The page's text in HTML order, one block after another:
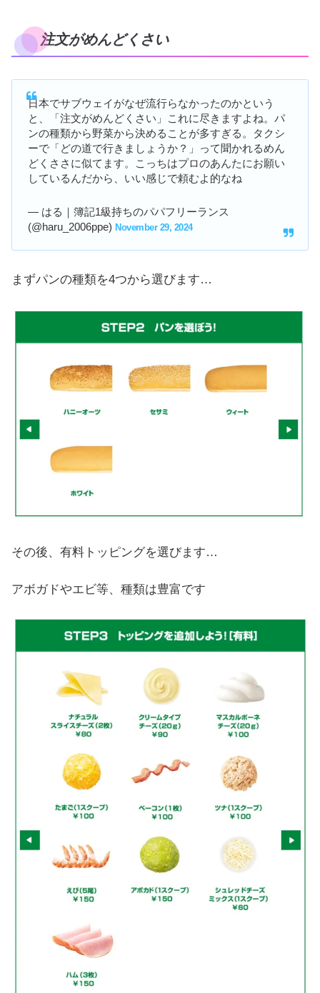
注文がめんどくさい
日本でサブウェイがなぜ流行らなかったのかという
と、「注文がめんどくさい」これに尽きますよね。パ
ンの種類から野菜から決めることが多すぎる。タクシ
ーで「どの道で行きましょうか？」って聞かれるめん
どくささに似てます。こっちはプロのあんたにお願い
しているんだから、いい感じで頼むよ的なね
— はる｜簿記1級持ちのパパフリーランス
(@haru_2006ppe) November 29, 2024
まずパンの種類を4つから選びます…
その後、有料トッピングを選びます…
アボガドやエビ等、種類は豊富です